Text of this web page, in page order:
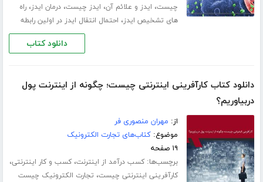
چیست، ایدز و علائم آن، ایدز چیست،درمان ایدز،راه
های تشخیص ایدز، احتمال انتقال ایدز در اولین رابطه
دانلود کتاب
دانلود کتاب کارآفرینی اینترنتی چیست؛ چگونه از اینترنت پول
دربیاوریم؟
از: مهران منصوری فر
موضوع:کتاب‌های تجارت الکترونیک
۱۹ صفحه
برچسب‌ها:کسب درآمد از اینترنت،کسب و کار اینترنتی،
کارآفرینی اینترنتی چیست، تجارت الکترونیک چیست